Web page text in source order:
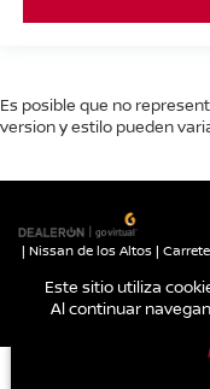
Es posible que no
version y estilo pueden
| Nissan de los Altos |
Aviso de Privacidad|Mapa
Este sitio utiliza
Al continuar